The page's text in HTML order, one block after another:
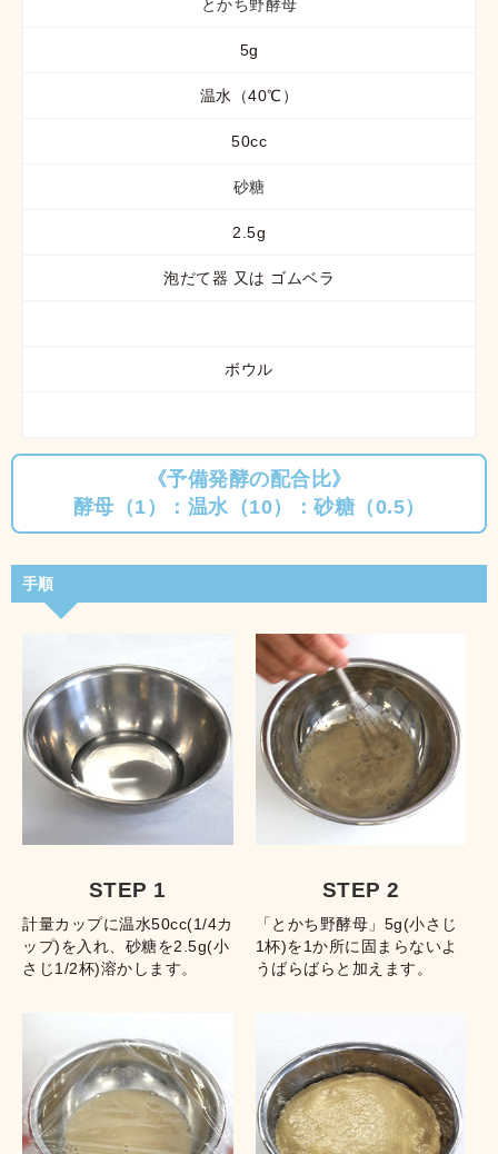
とかち野酵母
5g
温水（40℃）
50cc
砂糖
2.5g
泡だて器 又は ゴムベラ
ボウル
《予備発酵の配合比》
酵母（1）：温水（10）：砂糖（0.5）
手順
STEP 1
計量カップに温水50cc(1/4カ
ップ)を入れ、砂糖を2.5g(小
さじ1/2杯)溶かします。
STEP 2
「とかち野酵母」5g(小さじ
1杯)を1か所に固まらないよ
うばらばらと加えます。